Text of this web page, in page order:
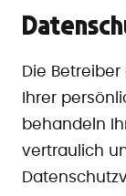
Die
Ihrer
behandeln
vertraulich